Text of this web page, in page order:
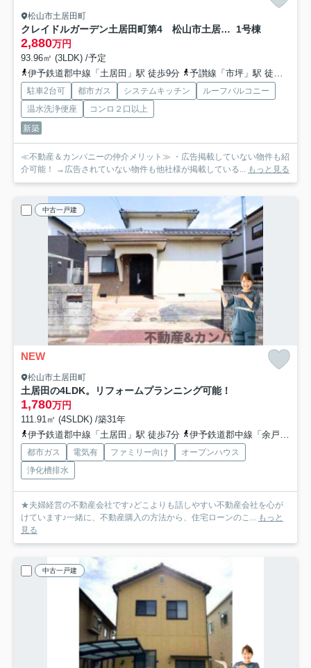
松山市土居田町
クレイドルガーデン土居田町第4 松山市土居田町新築戸建 1号棟
2,880万円
93.96㎡ (3LDK) /予定
伊予鉄道郡中線「土居田」駅 徒歩9分
予讃線「市坪」駅 徒歩26分
駐車2台可 都市ガス システムキッチン
ルーフバルコニー
温水洗浄便座
コンロ２口以上
新築
≪不動産＆カンパニーの仲介メリット≫ ・広告掲載していない物件も紹
介可能！ →広告されていない物件も他社様が掲載している...
もっと見る
中古一戸建
NEW
松山市土居田町
土居田の4LDK。リフォームプランニング可能！
1,780万円
111.91㎡ (4SLDK) /築31年
伊予鉄道郡中線「土居田」駅 徒歩7分
伊予鉄道郡中線「余戸」駅 徒歩19分
都市ガス 電気有 ファミリー向け
オープンハウス
浄化槽排水
★夫婦経営の不動産会社です♪どこよりも話しやすい不動産会社を心が
けています♪一緒に、不動産購入の方法から、住宅ローンのこ... もっと
見る
中古一戸建